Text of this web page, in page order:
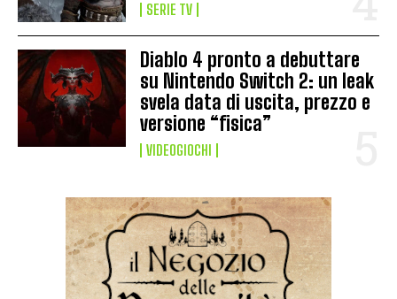
SERIE TV
Diablo 4 pronto a debuttare
su Nintendo Switch 2: un leak
svela data di uscita, prezzo e
versione “fisica”
VIDEOGIOCHI